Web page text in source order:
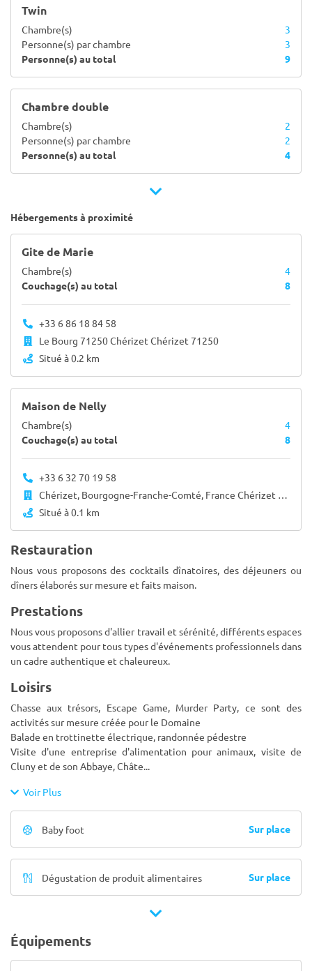
Twin
Chambre(s)
3
Personne(s) par chambre
3
Personne(s) au total
9
Chambre double
Chambre(s)
2
Personne(s) par chambre
2
Personne(s) au total
4
Hébergements à proximité
Gite de Marie
Chambre(s)
4
Couchage(s) au total
8
+33 6 86 18 84 58
Le Bourg 71250 Chérizet Chérizet 71250
Situé à 0.2 km
Maison de Nelly
Chambre(s)
4
Couchage(s) au total
8
+33 6 32 70 19 58
Chérizet, Bourgogne-Franche-Comté, France Chérizet 71250
Situé à 0.1 km
Restauration
Nous vous proposons des cocktails dînatoires, des déjeuners ou
dîners élaborés sur mesure et faits maison.
Prestations
Nous vous proposons d'allier travail et sérénité, différents espaces
vous attendent pour tous types d'événements professionnels dans
un cadre authentique et chaleureux.
Loisirs
Chasse aux trésors, Escape Game, Murder Party, ce sont des
activités sur mesure créée pour le Domaine
Balade en trottinette électrique, randonnée pédestre
Visite d'une entreprise d'alimentation pour animaux, visite de
Cluny et de son Abbaye, Châte...
Voir Plus
Baby foot Sur place
Dégustation de produit alimentaires Sur place
Équipements